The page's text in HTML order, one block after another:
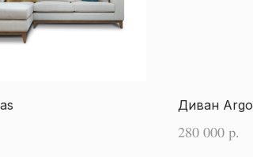
Диван Argo
280 000 р.